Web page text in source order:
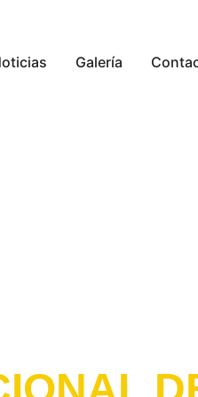
Galería